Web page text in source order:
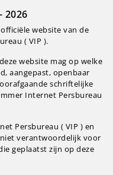
2026
website van de
( VIP ).
website mag op welke
aangepast, openbaar
schriftelijke
Internet Persbureau
Persbureau ( VIP ) en
verantwoordelijk voor
geplaatst zijn op deze